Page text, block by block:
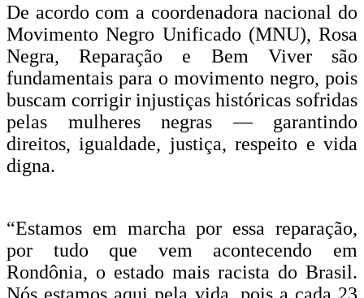
De acordo com a coordenadora nacional do
Movimento Negro Unificado (MNU), Rosa
Negra, Reparação e Bem Viver são
fundamentais para o movimento negro, pois
buscam corrigir injustiças históricas sofridas
pelas mulheres negras — garantindo
direitos, igualdade, justiça, respeito e vida
digna.
“Estamos em marcha por essa reparação,
por tudo que vem acontecendo em
Rondônia, o estado mais racista do Brasil.
Nós estamos aqui pela vida, pois a cada 23